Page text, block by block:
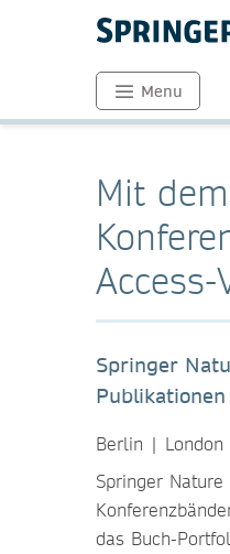
Menu
Mit
Access-
Springer
Berlin |
Springer
das Buch-